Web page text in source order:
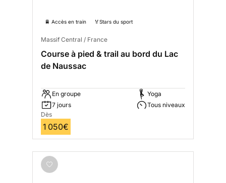
🚆 Accès en train 🏅Stars du sport
Massif Central / France
Course à pied & trail au bord du Lac
de Naussac
En groupe
7 jours
Yoga
Tous niveaux
Dès
1 050€